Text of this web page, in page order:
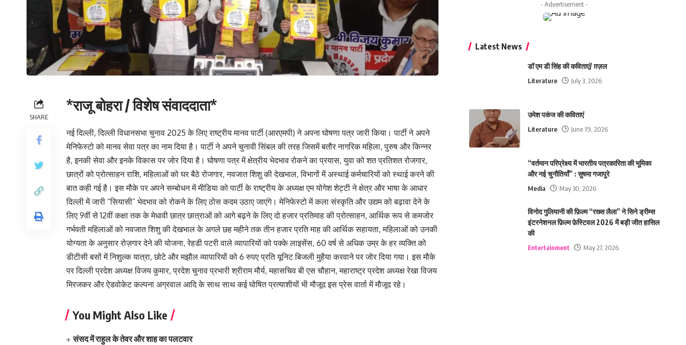
SHARE
*राजू बोहरा / विशेष संवाददाता*
नई दिल्ली, दिल्ली विधानसभा चुनाव 2025 के लिए राष्ट्रीय मानव पार्टी (आरएमपी) ने अपना घोषणा पत्र जारी किया। पार्टी ने अपने
मेनिफेस्टो को मानव सेवा पत्र का नाम दिया है। पार्टी ने अपने चुनावी सिंबल की तरह जिसमें बतौर नागरिक महिला, पुरुष और किन्नर
है, इनकी सेवा और इनके विकास पर जोर दिया है। घोषणा पत्र में क्षेत्रीय भेदभाव रोकने का प्रयास, युवा को शत प्रतिशत रोजगार,
छात्रों को प्रोत्साहन राशि, महिलाओं को घर बैठे रोजगार, नवजात शिशु की देखभाल, विभागों में अस्थाई कर्मचारियों को स्थाई करने की
बात कही गई है। इस मौके पर अपने सम्बोधन में मीडिया को पार्टी के राष्ट्रीय के अध्यक्ष एम योगेश शेट्टी ने क्षेत्र और भाषा के आधार
दिल्ली में जारी “सियासी” भेदभाव को रोकने के लिए ठोस कदम उठाए जाएंगे। मेनिफेस्टो में कला संस्कृति और उद्यम को बढ़ावा देने के
लिए 9वीं से 12वीं कक्षा तक के मेधावी छात्र छात्राओं को आगे बढ़ने के लिए दो हजार प्रतिमाह की प्रोत्साहन, आर्थिक रूप से कमजोर
गर्भवती महिलाओं को नवजात शिशु की देखभाल के अगले छह महीने तक तीन हजार प्रति माह की आर्थिक सहायता, महिलाओं को उनकी
योग्यता के अनुसार रोज़गार देने की योजना, रेहडी पटरी वाले व्यापारियों को पक्के लाइसेंस, 60 वर्ष से अधिक उम्र के हर व्यक्ति को
डीटीसी बसों में निशुल्क यात्रा, छोटे और मझौल व्यापारियों को 6 रुपए प्रति यूनिट बिजली मुहैया करवाने पर जोर दिया गया। इस मौके
पर दिल्ली प्रदेश अध्यक्ष विजय कुमार, प्रदेश चुनाव प्रभारी श्रीराम मौर्य, महासचिव बी एस चौहान, महाराष्ट्र प्रदेश अध्यक्ष रेखा विजय
मिरजकर और ऐडवोकेट कल्पना अग्रवाल आदि के साथ साथ कई घोषित प्रत्याशीयों भी मौजूद इस प्रेस वार्ता में मौजूद रहे।
You Might Also Like
संसद में राहुल के तेवर और शाह का पलटवार
- Advertisement -
Latest News
डॉ एम डी सिंह की कविताएं/ ग़ज़ल
Literature July 3, 2026
उमेश पकंज की कविताएं
Literature June 19, 2026
“वर्तमान परिप्रेक्ष्य में भारतीय पत्रकारिता की भूमिका
और नई चुनौतियाँ” : सुषमा गजापुरे
Media May 30, 2026
विनोद गुलियानी की फ़िल्म “रख्स लैला” ने सिने ड्रीम्स
इंटरनेशनल फ़िल्म फ़ेस्टिवल 2026 में बड़ी जीत हासिल
की
Entertainment May 27, 2026